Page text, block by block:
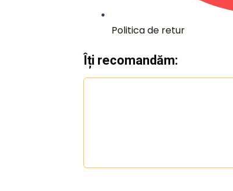
Politica de retur
Îți recomandăm: